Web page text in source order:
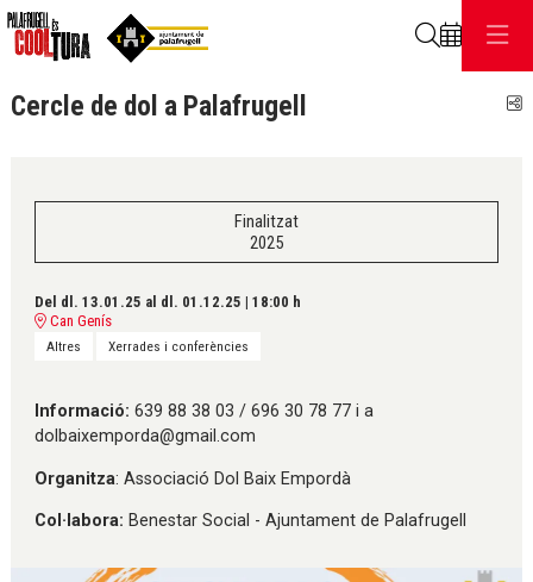
Cercle de dol a Palafrugell
Finalitzat
2025
Del dl. 13.01.25 al dl. 01.12.25 | 18:00 h
Can Genís
Altres Xerrades i conferències
Informació: 639 88 38 03 / 696 30 78 77 i a
dolbaixemporda@gmail.com
Organitza: Associació Dol Baix Empordà
Col·labora: Benestar Social - Ajuntament de Palafrugell